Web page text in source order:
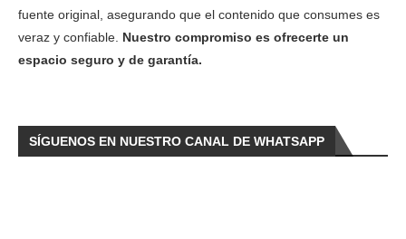
fuente original, asegurando que el contenido que consumes es
veraz y confiable. Nuestro compromiso es ofrecerte un
espacio seguro y de garantía.
SÍGUENOS EN NUESTRO CANAL DE WHATSAPP